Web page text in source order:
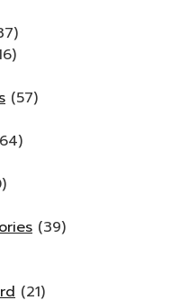
(57)
(39)
(21)